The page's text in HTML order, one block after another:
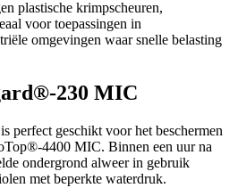
plastische krimpscheuren,
voor toepassingen in
omgevingen waar snelle belasting
230 MIC
perfect geschikt voor het beschermen
4400 MIC. Binnen een uur na
ondergrond alweer in gebruik
met beperkte waterdruk.